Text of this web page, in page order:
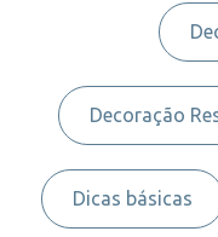
Decoração
Dicas básicas